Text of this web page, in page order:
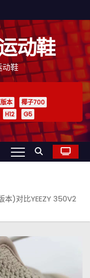
动鞋
动鞋
本
椰子700
H12 G5
)对比YEEZY 350V2